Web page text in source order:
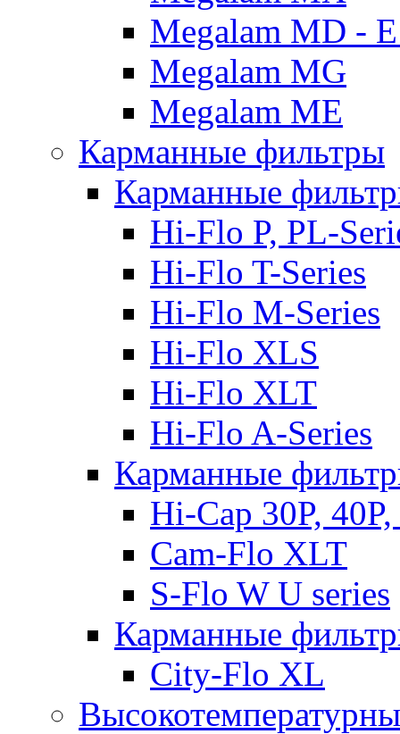
Megalam MD -
Megalam MG
Megalam ME
Карманные фильтры
Карманные
Hi-Flo P, PL-
Hi-Flo T-Series
Hi-Flo M-Series
Hi-Flo XLS
Hi-Flo XLT
Hi-Flo A-Series
Карманные
Hi-Cap 30P,
Cam-Flo XLT
S-Flo W U series
Карманные
City-Flo XL